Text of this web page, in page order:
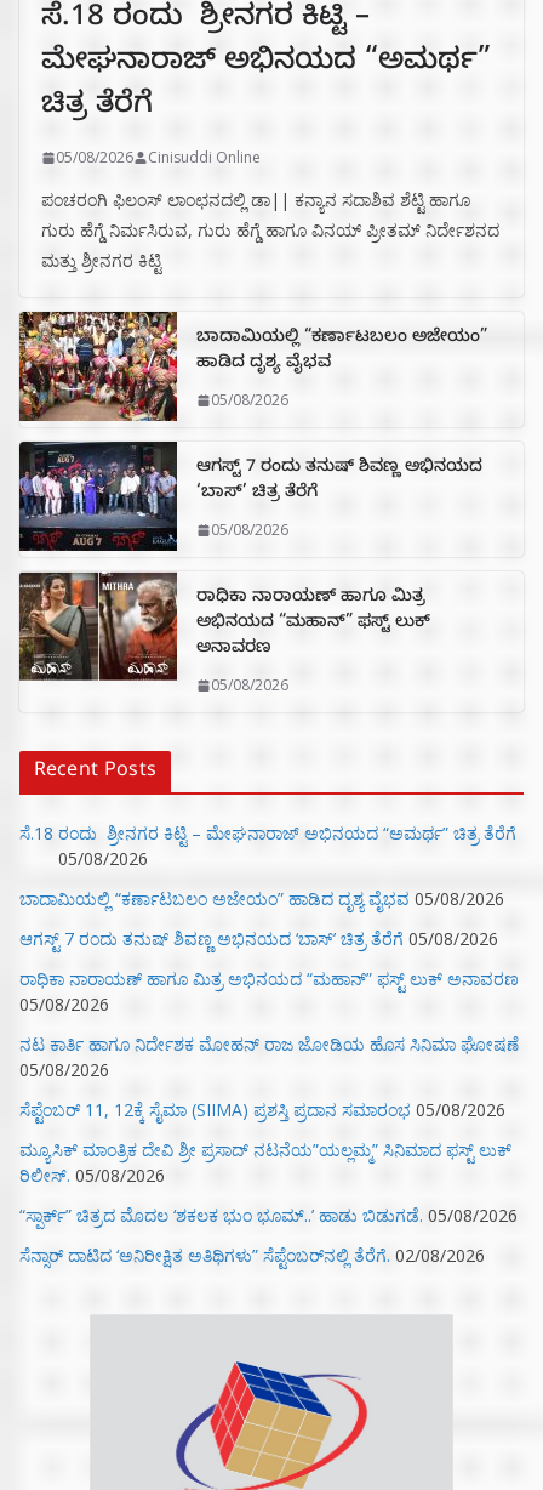
ಸೆ.18 ರಂದು ಶ್ರೀನಗರ ಕಿಟ್ಟಿ –
ಮೇಘನಾರಾಜ್ ಅಭಿನಯದ “ಅಮರ್ಥ”
ಚಿತ್ರ ತೆರೆಗೆ
05/08/2026 Cinisuddi Online
ಪಂಚರಂಗಿ ಫಿಲಂಸ್ ಲಾಂಛನದಲ್ಲಿ ಡಾ|| ಕನ್ಯಾನ ಸದಾಶಿವ ಶೆಟ್ಟಿ ಹಾಗೂ
ಗುರು ಹೆಗ್ಡೆ ನಿರ್ಮಸಿರುವ, ಗುರು ಹೆಗ್ಡೆ ಹಾಗೂ ವಿನಯ್ ಪ್ರೀತಮ್ ನಿರ್ದೇಶನದ
ಮತ್ತು ಶ್ರೀನಗರ ಕಿಟ್ಟಿ
ಬಾದಾಮಿಯಲ್ಲಿ “ಕರ್ಣಾಟಬಲಂ ಅಜೇಯಂ”
ಹಾಡಿದ ದೃಶ್ಯ ವೈಭವ
05/08/2026
ಆಗಸ್ಟ್ 7 ರಂದು ತನುಷ್ ಶಿವಣ್ಣ ಅಭಿನಯದ
‘ಬಾಸ್’ ಚಿತ್ರ ತೆರೆಗೆ
05/08/2026
ರಾಧಿಕಾ ನಾರಾಯಣ್ ಹಾಗೂ ಮಿತ್ರ
ಅಭಿನಯದ “ಮಹಾನ್” ಫಸ್ಟ್ ಲುಕ್
ಅನಾವರಣ
05/08/2026
Recent Posts
ಸೆ.18 ರಂದು ಶ್ರೀನಗರ ಕಿಟ್ಟಿ – ಮೇಘನಾರಾಜ್ ಅಭಿನಯದ “ಅಮರ್ಥ” ಚಿತ್ರ ತೆರೆಗೆ
05/08/2026
ಬಾದಾಮಿಯಲ್ಲಿ “ಕರ್ಣಾಟಬಲಂ ಅಜೇಯಂ” ಹಾಡಿದ ದೃಶ್ಯ ವೈಭವ 05/08/2026
ಆಗಸ್ಟ್ 7 ರಂದು ತನುಷ್ ಶಿವಣ್ಣ ಅಭಿನಯದ ‘ಬಾಸ್’ ಚಿತ್ರ ತೆರೆಗೆ 05/08/2026
ರಾಧಿಕಾ ನಾರಾಯಣ್ ಹಾಗೂ ಮಿತ್ರ ಅಭಿನಯದ “ಮಹಾನ್” ಫಸ್ಟ್ ಲುಕ್ ಅನಾವರಣ
05/08/2026
ನಟ ಕಾರ್ತಿ ಹಾಗೂ ನಿರ್ದೇಶಕ ಮೋಹನ್ ರಾಜ ಜೋಡಿಯ ಹೊಸ ಸಿನಿಮಾ ಘೋಷಣೆ
05/08/2026
ಸೆಪ್ಟೆಂಬರ್ 11, 12ಕ್ಕೆ ಸೈಮಾ (SIIMA) ಪ್ರಶಸ್ತಿ ಪ್ರದಾನ ಸಮಾರಂಭ 05/08/2026
ಮ್ಯೂಸಿಕ್‌ ಮಾಂತ್ರಿಕ ದೇವಿ ಶ್ರೀ ಪ್ರಸಾದ್ ನಟನೆಯ”ಯಲ್ಲಮ್ಮ” ಸಿನಿಮಾದ ಫಸ್ಟ್‌ ಲುಕ್‌
ರಿಲೀಸ್. 05/08/2026
“ಸ್ಪಾರ್ಕ್” ಚಿತ್ರದ ಮೊದಲ‌ ‘ಶಕಲಕ ಭುಂ‌ ಭೂಮ್..’ ಹಾಡು ಬಿಡುಗಡೆ. 05/08/2026
ಸೆನ್ಸಾರ್ ದಾಟಿದ ‘ಅನಿರೀಕ್ಷಿತ ಅತಿಥಿಗಳು” ಸೆಪ್ಟೆಂಬರ್‌ನಲ್ಲಿ ತೆರೆಗೆ. 02/08/2026